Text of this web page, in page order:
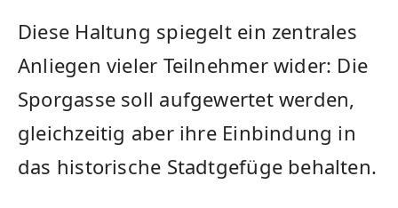
Diese Haltung spiegelt ein zentrales
Anliegen vieler Teilnehmer wider: Die
Sporgasse soll aufgewertet werden,
gleichzeitig aber ihre Einbindung in
das historische Stadtgefüge behalten.